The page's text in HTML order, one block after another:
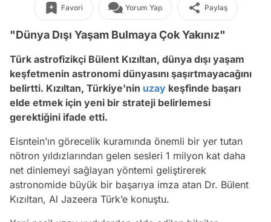
Favori Yorum Yap Paylaş
"Dünya Dışı Yaşam Bulmaya Çok Yakınız"
Türk astrofizikçi Bülent Kızıltan, dünya dışı yaşam
keşfetmenin astronomi dünyasını şaşırtmayacağını
belirtti. Kızıltan, Türkiye'nin uzay keşfinde başarı
elde etmek için yeni bir strateji belirlemesi
gerektiğini ifade etti.
Eisntein’ın görecelik kuramında önemli bir yer tutan
nötron yıldızlarından gelen sesleri 1 milyon kat daha
net dinlemeyi sağlayan yöntemi geliştirerek
astronomide büyük bir başarıya imza atan Dr. Bülent
Kızıltan, Al Jazeera Türk’e konuştu.